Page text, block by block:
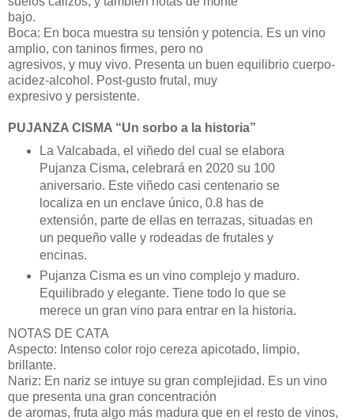
bajo.
Boca: En boca muestra su tensión y potencia. Es un vino
amplio, con taninos firmes, pero no
agresivos, y muy vivo. Presenta un buen equilibrio cuerpo-
acidez-alcohol. Post-gusto frutal, muy
expresivo y persistente.
PUJANZA CISMA “Un sorbo a la historia”
La Valcabada, el viñedo del cual se elabora
Pujanza Cisma, celebrará en 2020 su 100
aniversario. Este viñedo casi centenario se
localiza en un enclave único, 0.8 has de
extensión, parte de ellas en terrazas, situadas en
un pequeño valle y rodeadas de frutales y
encinas.
Pujanza Cisma es un vino complejo y maduro.
Equilibrado y elegante. Tiene todo lo que se
merece un gran vino para entrar en la historia.
NOTAS DE CATA
Aspecto: Intenso color rojo cereza apicotado, limpio,
brillante.
Nariz: En nariz se intuye su gran complejidad. Es un vino
que presenta una gran concentración
de aromas, fruta algo más madura que en el resto de vinos,